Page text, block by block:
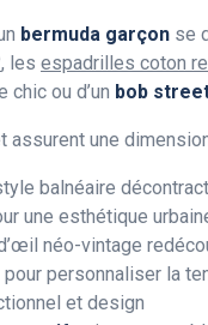
bermuda garçon se
, les espadrilles coton
ou d’un bob
une
balnéaire
une esthétique
néo-vintage
pour personnaliser la
et design